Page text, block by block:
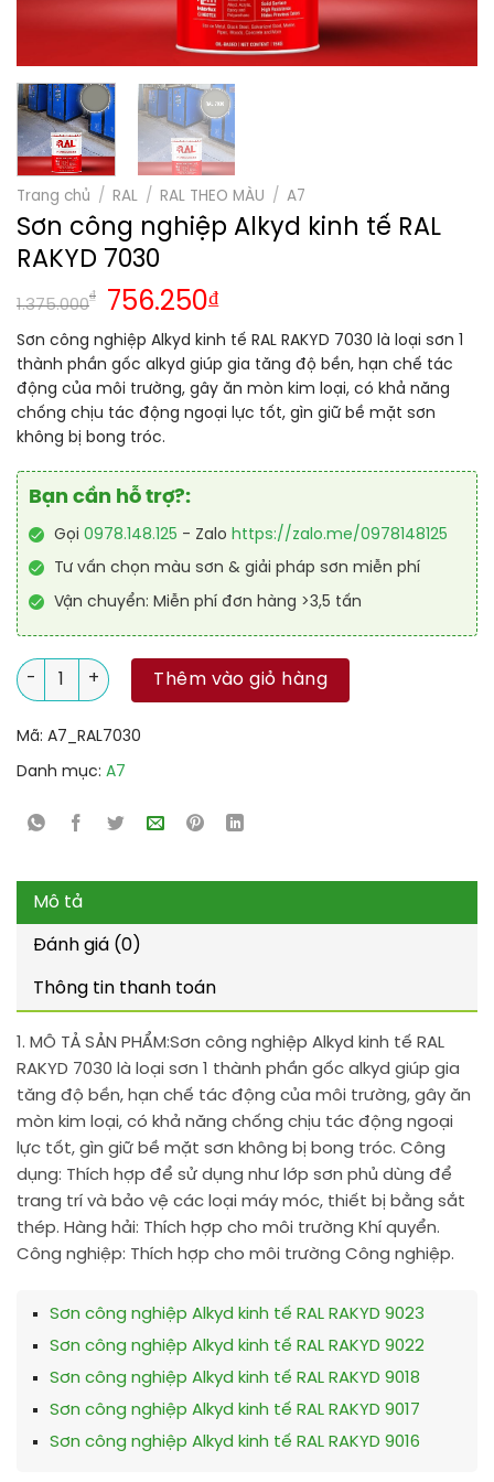
Trang chủ / RAL / RAL THEO MÀU / A7
Sơn công nghiệp Alkyd kinh tế RAL
RAKYD 7030
1.375.000
₫ 756.250₫
Sơn công nghiệp Alkyd kinh tế RAL RAKYD 7030 là loại sơn 1
thành phần gốc alkyd giúp gia tăng độ bền, hạn chế tác
động của môi trường, gây ăn mòn kim loại, có khả năng
chống chịu tác động ngoại lực tốt, gìn giữ bề mặt sơn
không bị bong tróc.
Bạn cần hỗ trợ?:
Gọi 0978.148.125 - Zalo https://zalo.me/0978148125
Tư vấn chọn màu sơn & giải pháp sơn miễn phí
Vận chuyển: Miễn phí đơn hàng >3,5 tấn
Sơn công nghiệp Alkyd kinh tế RAL RAKYD 7030 số lượng
Thêm vào giỏ hàng
Mã: A7_RAL7030
Danh mục: A7
Mô tả
Đánh giá (0)
Thông tin thanh toán
1. MÔ TẢ SẢN PHẨM:Sơn công nghiệp Alkyd kinh tế RAL
RAKYD 7030 là loại sơn 1 thành phần gốc alkyd giúp gia
tăng độ bền, hạn chế tác động của môi trường, gây ăn
mòn kim loại, có khả năng chống chịu tác động ngoại
lực tốt, gìn giữ bề mặt sơn không bị bong tróc. Công
dụng: Thích hợp để sử dụng như lớp sơn phủ dùng để
trang trí và bảo vệ các loại máy móc, thiết bị bằng sắt
thép. Hàng hải: Thích hợp cho môi trường Khí quyển.
Công nghiệp: Thích hợp cho môi trường Công nghiệp.
Sơn công nghiệp Alkyd kinh tế RAL RAKYD 9023
Sơn công nghiệp Alkyd kinh tế RAL RAKYD 9022
Sơn công nghiệp Alkyd kinh tế RAL RAKYD 9018
Sơn công nghiệp Alkyd kinh tế RAL RAKYD 9017
Sơn công nghiệp Alkyd kinh tế RAL RAKYD 9016